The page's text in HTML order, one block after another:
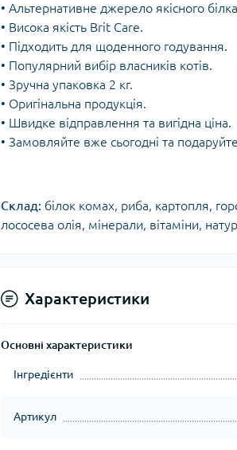
• Альтернативне джерело якісного
• Висока якість Brit Care.
• Підходить для щоденного годування.
• Популярний вибір власників котів.
• Зручна упаковка 2 кг.
• Оригінальна продукція.
• Швидке відправлення та вигідна ціна.
• Замовляйте вже сьогодні та
Склад: білок комах, риба, картопля,
лососева олія, мінерали, вітаміни,
Характеристики
Основні характеристики
Інгредієнти
Артикул